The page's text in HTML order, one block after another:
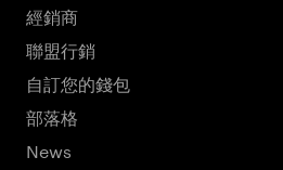
經銷商
聯盟行銷
自訂您的錢包
部落格
News